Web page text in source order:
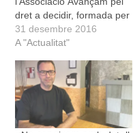
dret a decidir, formada per
regidors de les
corporacions locals i
consells insulars de les
Illes Balears. A l'assemblea
es va decidir la constitució
d'una associació per
garantir un millor
31 desembre 2016
A "Actualitat"